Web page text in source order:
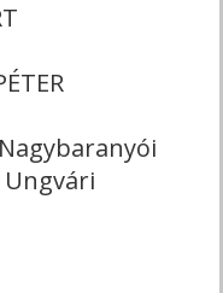
Ungvári